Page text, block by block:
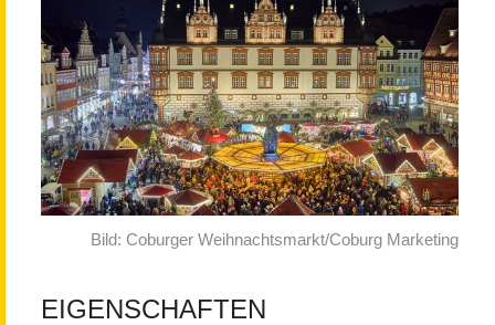
Bild: Coburger Weihnachtsmarkt/Coburg Marketing
EIGENSCHAFTEN